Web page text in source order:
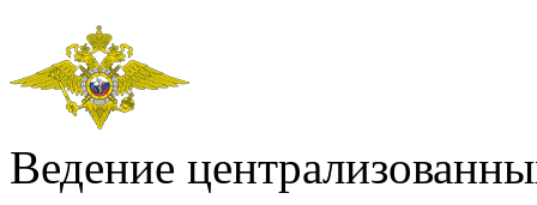
Ведение